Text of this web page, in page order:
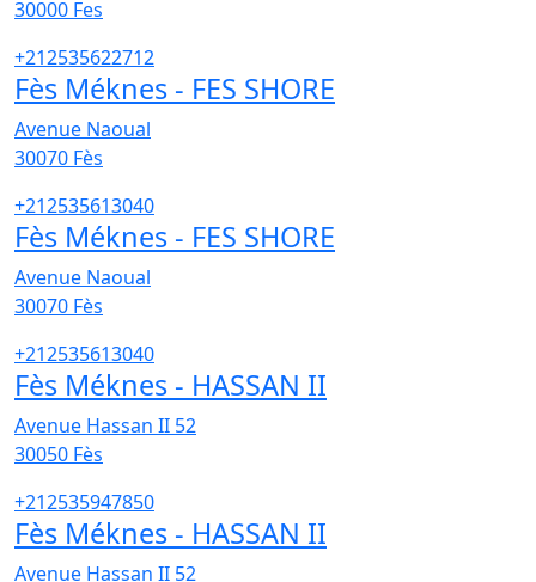
30000 Fes
+212535622712
Fès Méknes - FES SHORE
Avenue Naoual
30070 Fès
+212535613040
Fès Méknes - FES SHORE
Avenue Naoual
30070 Fès
+212535613040
Fès Méknes - HASSAN II
Avenue Hassan II 52
30050 Fès
+212535947850
Fès Méknes - HASSAN II
Avenue Hassan II 52